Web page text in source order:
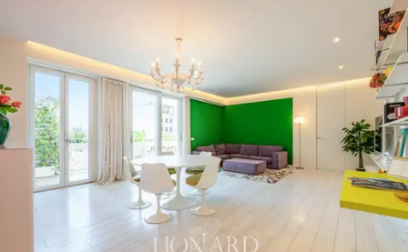
pittoresk utsikt.
Sovrummet består av ettsovrum med eget badrum,
flankerat av ytterligare tre sovrum, varav ett kan
omvandlas till ett arbetsrum, alla med delat badrum.
Planlösningen säkerställer avskildhet och mångsidighet,
med möjlighet att skapa en separat svit eller en
dedikerad arbetsyta utan att störa flödet i
vardagsrummet.